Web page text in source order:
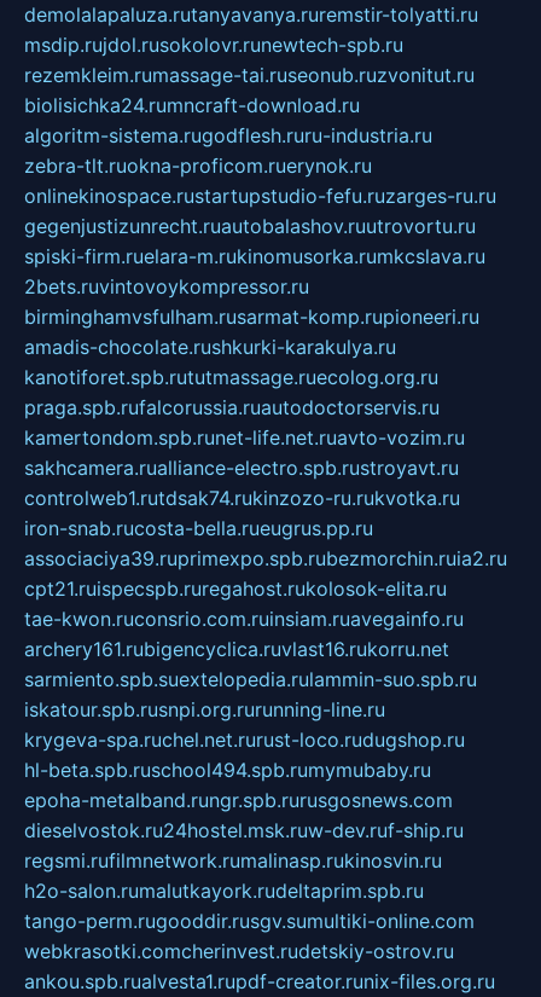
demolalapaluza.rutanyavanya.ruremstir-tolyatti.ru
msdip.rujdol.rusokolovr.runewtech-spb.ru
rezemkleim.rumassage-tai.ruseonub.ruzvonitut.ru
biolisichka24.rumncraft-download.ru
algoritm-sistema.rugodflesh.ruru-industria.ru
zebra-tlt.ruokna-proficom.ruerynok.ru
onlinekinospace.rustartupstudio-fefu.ruzarges-ru.ru
gegenjustizunrecht.ruautobalashov.ruutrovortu.ru
spiski-firm.ruelara-m.rukinomusorka.rumkcslava.ru
2bets.ruvintovoykompressor.ru
birminghamvsfulham.rusarmat-komp.rupioneeri.ru
amadis-chocolate.rushkurki-karakulya.ru
kanotiforet.spb.rututmassage.ruecolog.org.ru
praga.spb.rufalcorussia.ruautodoctorservis.ru
kamertondom.spb.runet-life.net.ruavto-vozim.ru
sakhcamera.rualliance-electro.spb.rustroyavt.ru
controlweb1.rutdsak74.rukinzozo-ru.rukvotka.ru
iron-snab.rucosta-bella.rueugrus.pp.ru
associaciya39.ruprimexpo.spb.rubezmorchin.ruia2.ru
cpt21.ruispecspb.ruregahost.rukolosok-elita.ru
tae-kwon.ruconsrio.com.ruinsiam.ruavegainfo.ru
archery161.rubigencyclica.ruvlast16.rukorru.net
sarmiento.spb.suextelopedia.rulammin-suo.spb.ru
iskatour.spb.rusnpi.org.rurunning-line.ru
krygeva-spa.ruchel.net.rurust-loco.rudugshop.ru
hl-beta.spb.ruschool494.spb.rumymubaby.ru
epoha-metalband.rungr.spb.rurusgosnews.com
dieselvostok.ru24hostel.msk.ruw-dev.ruf-ship.ru
regsmi.rufilmnetwork.rumalinasp.rukinosvin.ru
h2o-salon.rumalutkayork.rudeltaprim.spb.ru
tango-perm.rugooddir.rusgv.sumultiki-online.com
webkrasotki.comcherinvest.rudetskiy-ostrov.ru
ankou.spb.rualvesta1.rupdf-creator.runix-files.org.ru